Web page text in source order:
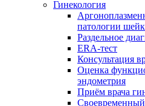
Гинекология
патологии
Раздельное
ERA-тест
Консультация
Оценка
эндометрия
Приём врача